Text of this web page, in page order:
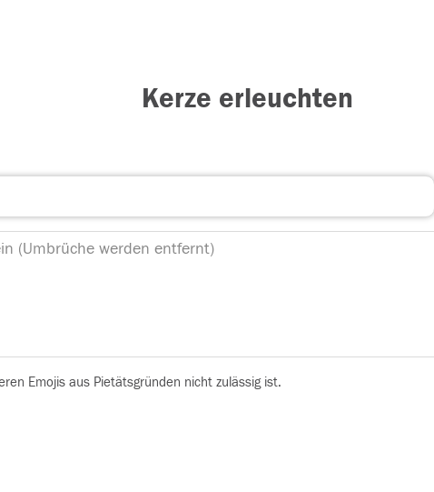
Kerze erleuchten
Emojis aus Pietätsgründen nicht zulässig ist.